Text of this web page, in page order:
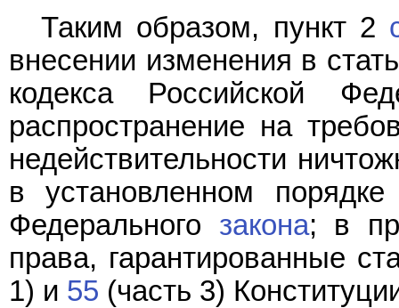
Таким образом, пункт 2
внесении изменения в
кодекса Российской
распространение на
недействительности
в установленном
Федерального закона; в
права, гарантированные
1) и 55 (часть 3)